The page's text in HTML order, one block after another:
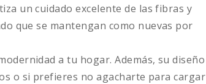
un cuidado excelente de las fibras y
que se mantengan como nuevas por
a tu hogar. Además, su diseño
o si prefieres no agacharte para cargar